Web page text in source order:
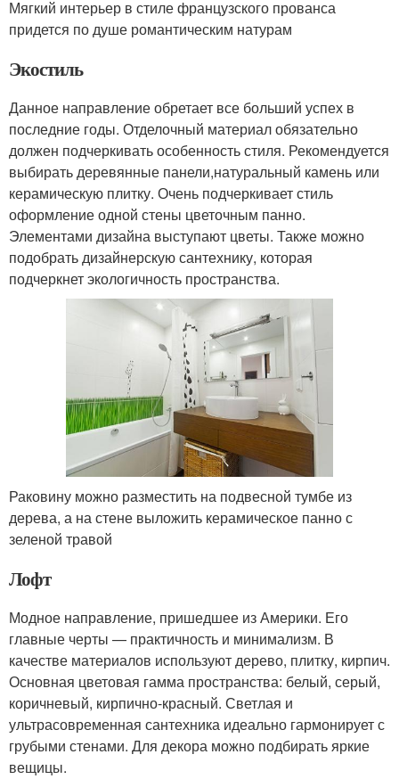
Мягкий интерьер в стиле французского прованса
придется по душе романтическим натурам
Экостиль
Данное направление обретает все больший успех в
последние годы. Отделочный материал обязательно
должен подчеркивать особенность стиля. Рекомендуется
выбирать деревянные панели,натуральный камень или
керамическую плитку. Очень подчеркивает стиль
оформление одной стены цветочным панно.
Элементами дизайна выступают цветы. Также можно
подобрать дизайнерскую сантехнику, которая
подчеркнет экологичность пространства.
Раковину можно разместить на подвесной тумбе из
дерева, а на стене выложить керамическое панно с
зеленой травой
Лофт
Модное направление, пришедшее из Америки. Его
главные черты — практичность и минимализм. В
качестве материалов используют дерево, плитку, кирпич.
Основная цветовая гамма пространства: белый, серый,
коричневый, кирпично-красный. Светлая и
ультрасовременная сантехника идеально гармонирует с
грубыми стенами. Для декора можно подбирать яркие
вещицы.